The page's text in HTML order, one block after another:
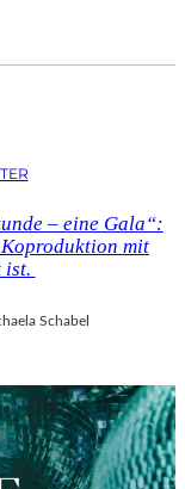
– eine Gala“:
mit
ist.
Schabel